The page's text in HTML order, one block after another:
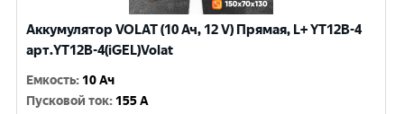
Аккумулятор VOLAT (10 Ач, 12 V) Прямая, L+ YT12B-4
арт.YT12B-4(iGEL)Volat
Емкость: 10 Ач
Пусковой ток: 155 A